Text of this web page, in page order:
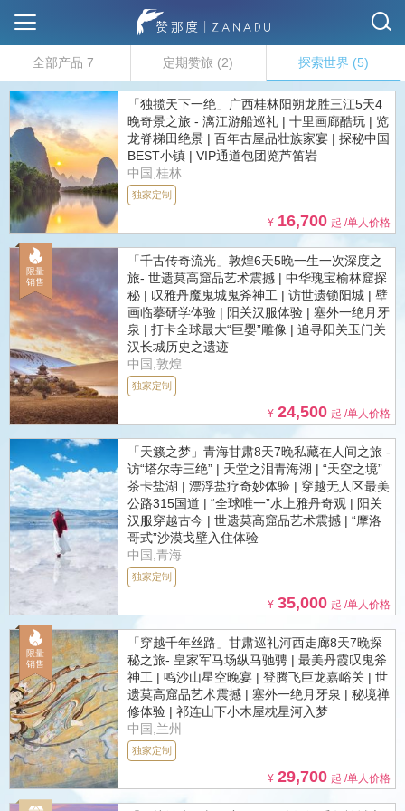
全部产品7 定期赞旅 (2) 探索世界 (5)
「独揽天下一绝」广西桂林阳朔龙胜三江5天4
晚奇景之旅 - 漓江游船巡礼 | 十里画廊酷玩 | 览
龙脊梯田绝景 | 百年古屋品壮族家宴 | 探秘中国
BEST小镇 | VIP通道包团览芦笛岩
中国,桂林
独家定制
¥ 16,700 起 /单人价格
「千古传奇流光」敦煌6天5晚一生一次深度之
旅- 世遗莫高窟品艺术震撼 | 中华瑰宝榆林窟探
秘 | 叹雅丹魔鬼城鬼斧神工 | 访世遗锁阳城 | 壁
画临摹研学体验 | 阳关汉服体验 | 塞外一绝月牙
泉 | 打卡全球最大“巨婴”雕像 | 追寻阳关玉门关
汉长城历史之遗迹
中国,敦煌
独家定制
¥ 24,500 起 /单人价格
「天籁之梦」青海甘肃8天7晚私藏在人间之旅 -
访“塔尔寺三绝” | 天堂之泪青海湖 | “天空之境”
茶卡盐湖 | 漂浮盐疗奇妙体验 | 穿越无人区最美
公路315国道 | “全球唯一”水上雅丹奇观 | 阳关
汉服穿越古今 | 世遗莫高窟品艺术震撼 | “摩洛
哥式”沙漠戈壁入住体验
中国,青海
独家定制
¥ 35,000 起 /单人价格
「穿越千年丝路」甘肃巡礼河西走廊8天7晚探
秘之旅- 皇家军马场纵马驰骋 | 最美丹霞叹鬼斧
神工 | 鸣沙山星空晚宴 | 登腾飞巨龙嘉峪关 | 世
遗莫高窟品艺术震撼 | 塞外一绝月牙泉 | 秘境禅
修体验 | 祁连山下小木屋枕星河入梦
中国,兰州
独家定制
¥ 29,700 起 /单人价格